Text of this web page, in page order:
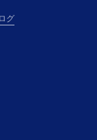
講申込を承
本講座の受
入金を確認
します。
グ